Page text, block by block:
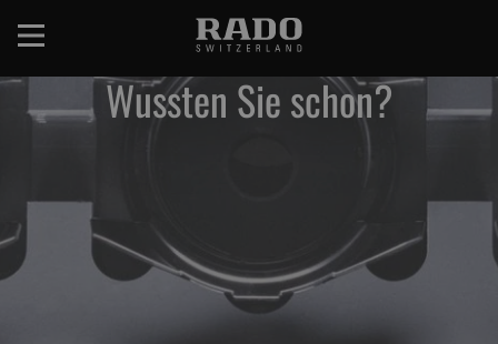
zum
Wussten Sie schon?